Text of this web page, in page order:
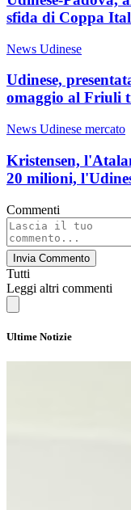
sfida di Coppa
News Udinese
Udinese,
omaggio al Friuli
News Udinese mercato
Kristensen,
20 milioni,
Commenti
Invia Commento
Tutti
Leggi altri commenti
Ultime Notizie